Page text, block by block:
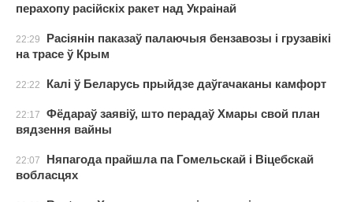
перахопу расійскіх ракет над Украінай
22:29
Расіянін паказаў палаючыя бензавозы і грузавікі
на трасе ў Крым
22:22 Калі ў Беларусь прыйдзе даўгачаканы камфорт
22:17
Фёдараў заявіў, што перадаў Хмары свой план
вядзення вайны
22:07
Няпагода прайшла па Гомельскай і Віцебскай
вобласцях